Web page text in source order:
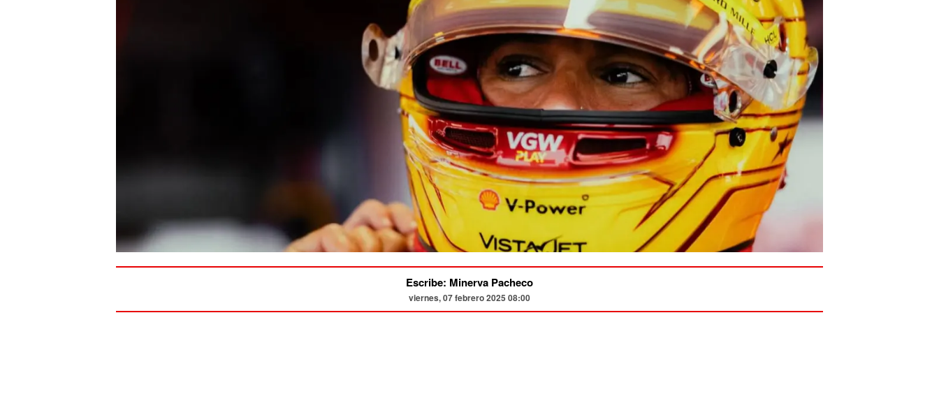
Escribe: Minerva Pacheco
viernes, 07 febrero 2025 08:00